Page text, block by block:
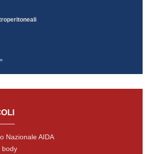
Nazionale AIDA
body